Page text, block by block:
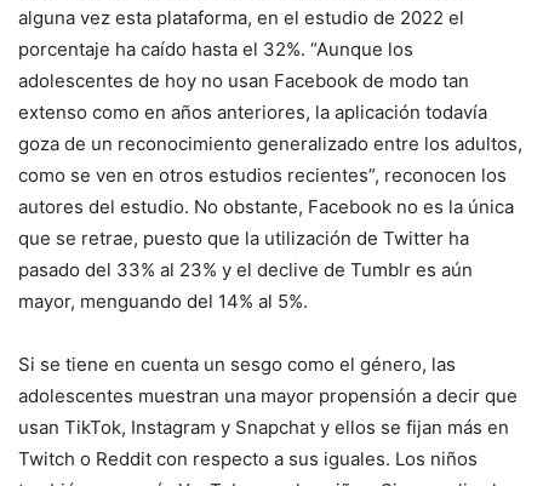
alguna vez esta plataforma, en el estudio de 2022 el
porcentaje ha caído hasta el 32%. “Aunque los
adolescentes de hoy no usan Facebook de modo tan
extenso como en años anteriores, la aplicación todavía
goza de un reconocimiento generalizado entre los adultos,
como se ven en otros estudios recientes”, reconocen los
autores del estudio. No obstante, Facebook no es la única
que se retrae, puesto que la utilización de Twitter ha
pasado del 33% al 23% y el declive de Tumblr es aún
mayor, menguando del 14% al 5%.
Si se tiene en cuenta un sesgo como el género, las
adolescentes muestran una mayor propensión a decir que
usan TikTok, Instagram y Snapchat y ellos se fijan más en
Twitch o Reddit con respecto a sus iguales. Los niños